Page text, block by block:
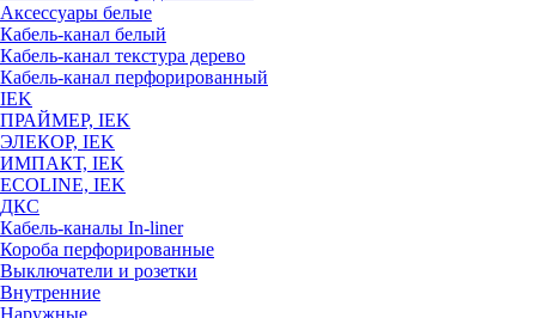
Аксессуары белые
Кабель-канал белый
Кабель-канал текстура дерево
Кабель-канал перфорированный
IEK
ПРАЙМЕР, IEK
ЭЛЕКОР, IEK
ИМПАКТ, IEK
ECOLINE, IEK
ДКС
Кабель-каналы In-liner
Короба перфорированные
Выключатели и розетки
Внутренние
Наружные